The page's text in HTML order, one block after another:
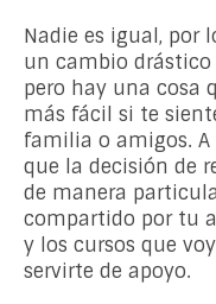
Nadie es igual, por
un cambio
pero hay una cosa
más fácil si te
familia o amigos. A
que la decisión de
de manera
compartido por tu
y los cursos que
servirte de apoyo.